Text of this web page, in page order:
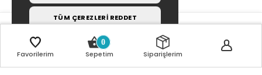
Favorilerim
0
Sepetim Siparişlerim
TÜM ÇEREZLERİ REDDET